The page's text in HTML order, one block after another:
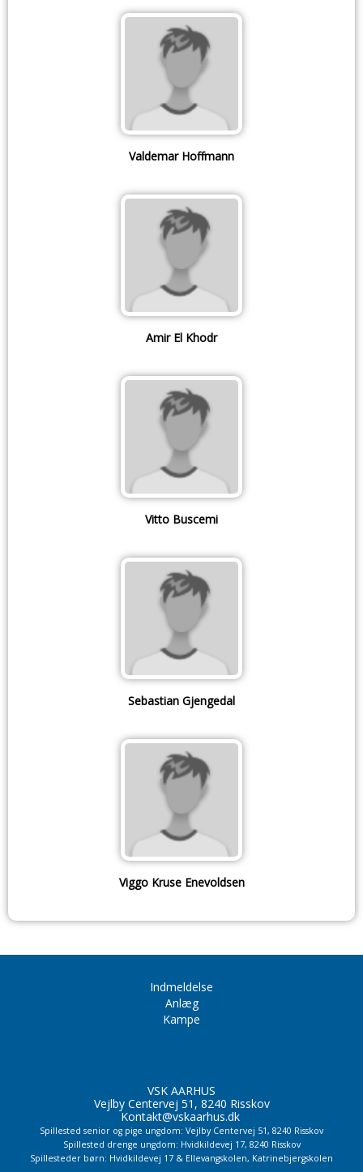
Valdemar Hoffmann
Amir El Khodr
Vitto Buscemi
Sebastian Gjengedal
Viggo Kruse Enevoldsen
Indmeldelse
Anlæg
Kampe
VSK AARHUS
Vejlby Centervej 51, 8240 Risskov
Kontakt@vskaarhus.dk
Spillested senior og pige ungdom: Vejlby Centervej 51, 8240 Risskov
Spillested drenge ungdom: Hvidkildevej 17, 8240 Risskov
Spillesteder børn: Hvidkildevej 17 & Ellevangskolen, Katrinebjergskolen